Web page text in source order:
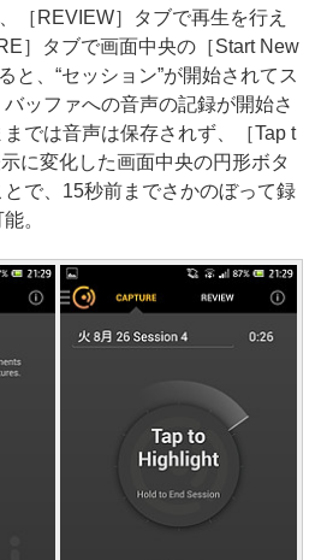
［REVIEW］タブで再生を行え
］タブで画面中央の［Start New
と、“セッション”が開始されてス
ッファへの音声の記録が開始さ
では音声は保存されず、［Tap t
に変化した画面中央の円形ボタ
で、15秒前までさかのぼって録
。